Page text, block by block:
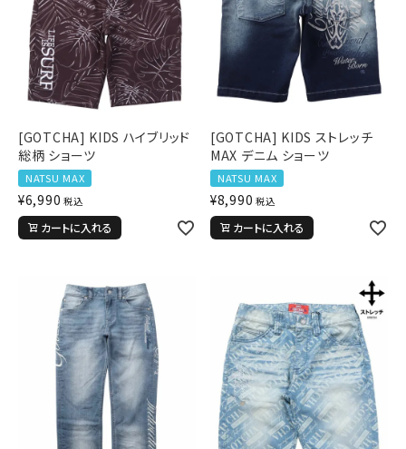
カテゴリー
ランキング
お問い合わせ
[GOTCHA] KIDS ハイブリッド
総柄 ショーツ
NATSU MAX
¥6,990 税込
カートに入れる
[GOTCHA] KIDS ストレッチ
MAX デニム ショーツ
NATSU MAX
¥8,990 税込
カートに入れる